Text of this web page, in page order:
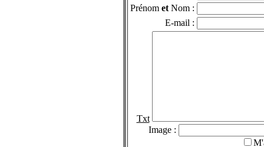
Prénom et Nom :
E-mail :
Txt
Image :